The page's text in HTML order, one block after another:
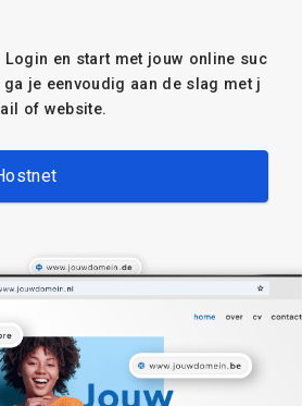
Login en start met jouw online suc
je eenvoudig aan de slag met j
of website.